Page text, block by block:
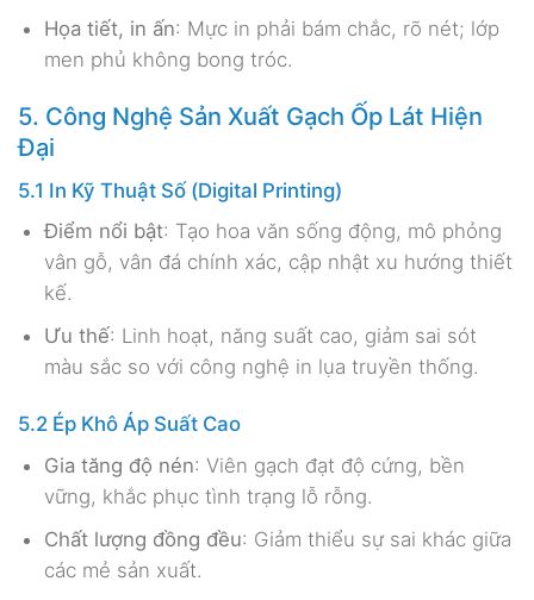
Họa tiết, in ấn: Mực in phải bám chắc, rõ nét; lớp
men phủ không bong tróc.
5. Công Nghệ Sản Xuất Gạch Ốp Lát Hiện
Đại
5.1 In Kỹ Thuật Số (Digital Printing)
Điểm nổi bật: Tạo hoa văn sống động, mô phỏng
vân gỗ, vân đá chính xác, cập nhật xu hướng thiết
kế.
Ưu thế: Linh hoạt, năng suất cao, giảm sai sót
màu sắc so với công nghệ in lụa truyền thống.
5.2 Ép Khô Áp Suất Cao
Gia tăng độ nén: Viên gạch đạt độ cứng, bền
vững, khắc phục tình trạng lỗ rỗng.
Chất lượng đồng đều: Giảm thiểu sự sai khác giữa
các mẻ sản xuất.